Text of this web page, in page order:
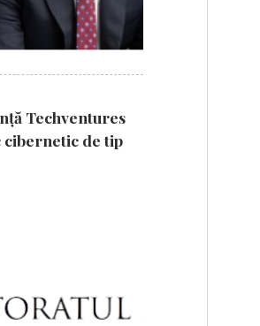
Techventures
cibernetic de tip